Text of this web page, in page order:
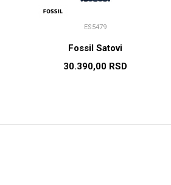
ES5479
Fossil Satovi
30.390,00 RSD